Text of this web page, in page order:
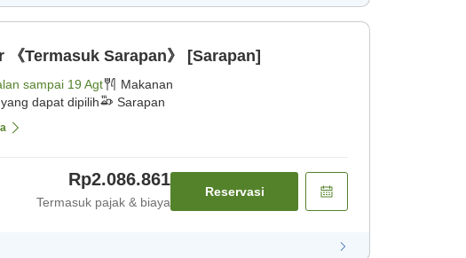
《Termasuk Sarapan》 [Sarapan]
sampai 19 Agt
Makanan
dapat dipilih
Sarapan
Rp2.086.861
Termasuk pajak & biaya
Reservasi